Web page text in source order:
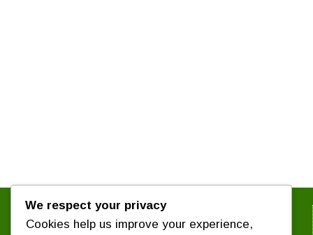
সংগঠন সম্পর্কে জানুন :
We respect your privacy
Cookies help us improve your experience,